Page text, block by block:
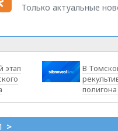
Только актуальные
этап
В
>